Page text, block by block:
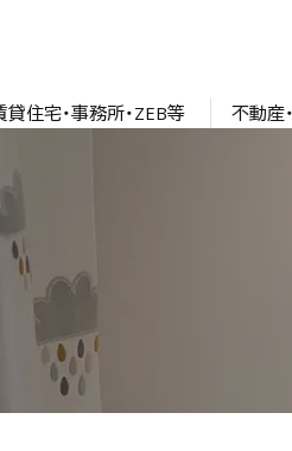
貸住宅・事務所・ZEB等 不動産